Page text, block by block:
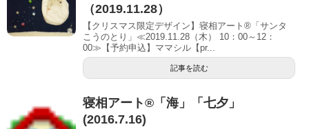
（2019.11.28）
【クリスマス限定デザイン】寝相アート®「サンタ
こうのとり」≪2019.11.28（木） 10：00～12：
00≫【予約申込】ママシル【pr...
記事を読む
寝相アート®「海」「七夕」
(2016.7.16)